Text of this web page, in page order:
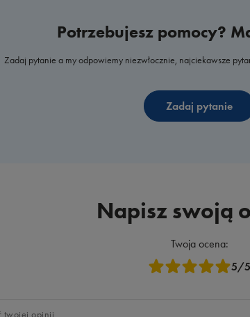
Potrzebujesz pomocy?
Zadaj pytanie a my odpowiemy niezwłocznie, najciekawsze
Zadaj pytanie
Napisz swoją
Twoja ocena:
5/5
twojej opinii